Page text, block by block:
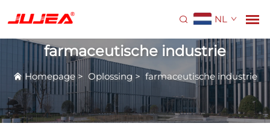
NL
farmaceutische industrie
Homepage> Oplossing > farmaceutische industrie